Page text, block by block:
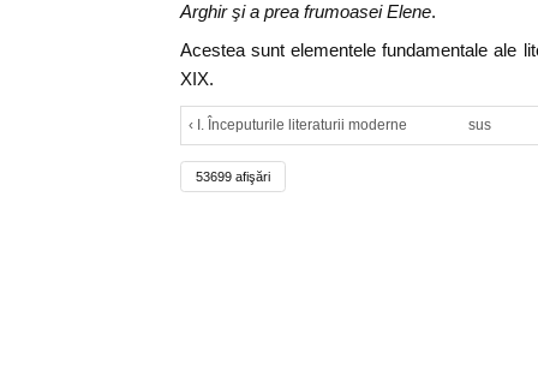
Arghir şi a prea frumoasei Elene.
Acestea sunt elementele fundamentale ale
XIX.
‹ I. Începuturile literaturii moderne sus
53699 afişări